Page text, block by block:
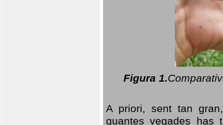
Figura 1.
A priori, sent tan
quantes vegades has